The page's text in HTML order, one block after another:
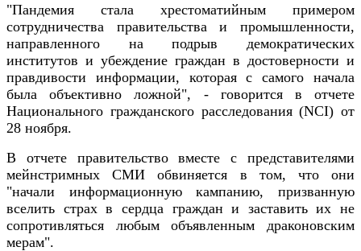
"Пандемия стала хрестоматийным примером
сотрудничества правительства и промышленности,
направленного на подрыв демократических
институтов и убеждение граждан в достоверности и
правдивости информации, которая с самого начала
была объективно ложной", - говорится в отчете
Национального гражданского расследования (NCI) от
28 ноября.
В отчете правительство вместе с представителями
мейнстримных СМИ обвиняется в том, что они
"начали информационную кампанию, призванную
вселить страх в сердца граждан и заставить их не
сопротивляться любым объявленным драконовским
мерам".